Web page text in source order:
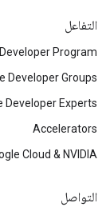
التفاعل
Program
Developer Groups
Developer Experts
Accelerators
Cloud & NVIDIA
التواصل